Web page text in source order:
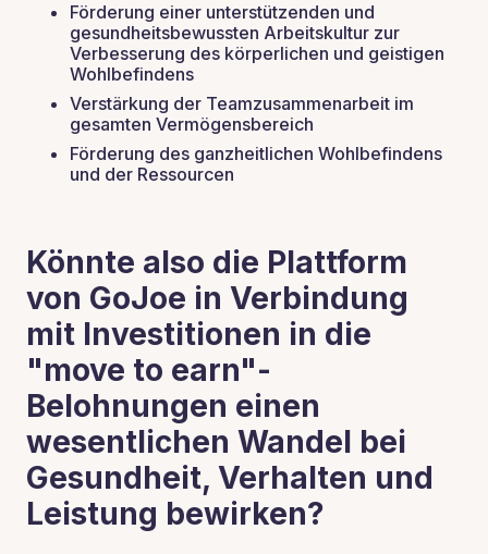
Förderung einer unterstützenden und
gesundheitsbewussten Arbeitskultur zur
Verbesserung des körperlichen und geistigen
Wohlbefindens
Verstärkung der Teamzusammenarbeit im
gesamten Vermögensbereich
Förderung des ganzheitlichen Wohlbefindens
und der Ressourcen
Könnte also die Plattform
von GoJoe in Verbindung
mit Investitionen in die
"move to earn"-
Belohnungen einen
wesentlichen Wandel bei
Gesundheit, Verhalten und
Leistung bewirken?